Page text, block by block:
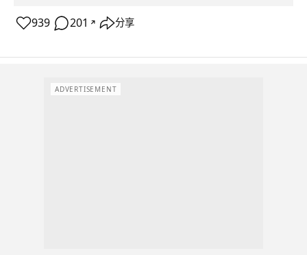
939 201 ↗ 分享
ADVERTISEMENT